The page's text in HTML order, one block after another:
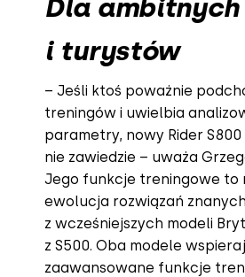
Dla
i turystów
– Jeśli ktoś poważnie
treningów i uwielbia
parametry, nowy Rider
nie zawiedzie – uważa
Jego funkcje treningowe to
ewolucja rozwiązań znanych
z wcześniejszych modeli
z S500. Oba modele
zaawansowane funkcje